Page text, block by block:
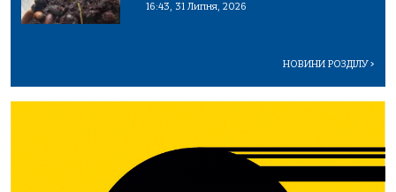
16:43, 31 Липня, 2026
НОВИНИ РОЗДІЛУ>